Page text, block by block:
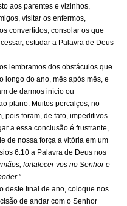
aos parentes e vizinhos,
visitar os enfermos,
convertidos, consolar os que
estudar a Palavra de Deus
lembramos dos obstáculos que
longo do ano, mês após mês, e
de darmos início ou
plano. Muitos percalços, no
pois foram, de fato, impeditivos.
a essa conclusão é frustrante,
de nossa força a vitória em um
6.10 a Palavra de Deus nos
fortalecei-vos no Senhor e
”
deste final de ano, coloque nos
de andar com o Senhor